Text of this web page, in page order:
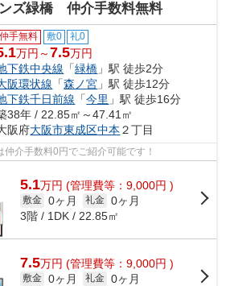
ズ緑橋 仲介手数料無料
仲手無料 敷0 礼0
万円～7.5万円
下鉄中央線 「緑橋 」駅 徒歩2分
阪環状線 「森ノ宮 」駅 徒歩12分
下鉄千日前線 「今里 」駅 徒歩16分
38年 / 22.85㎡～47.41㎡
阪府大阪市東成区中本 ２丁目
介手数料0円でご紹介可能です！
5.1万円 (管理費等：9,000円 )
敷金 0ヶ月 礼金 0ヶ月
3階 / 1DK / 22.85㎡
7.5万円 (管理費等：9,000円 )
敷金 0ヶ月 礼金 0ヶ月